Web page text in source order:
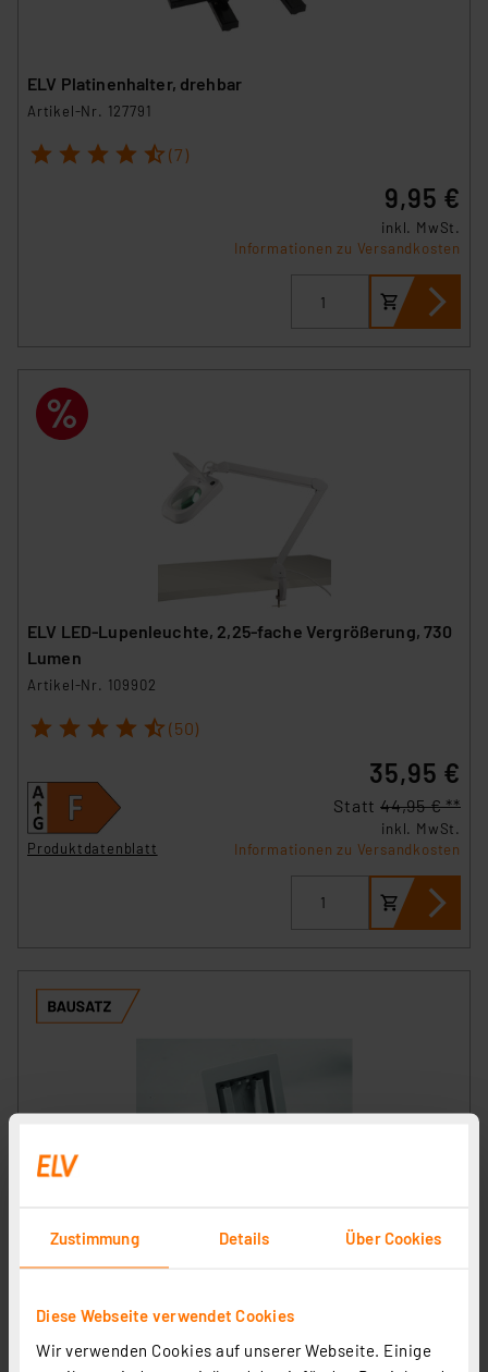
Zustimmung Details Über Cookies
Diese Webseite verwendet Cookies
Wir verwenden Cookies auf unserer Webseite. Einige
ELV Platinenhalter, drehbar
Artikel-Nr. 127791
1 2 3 4 5 (7)
9,95 €
inkl. MwSt.
Informationen zu Versandkosten
ELV LED-Lupenleuchte, 2,25-fache Vergrößerung, 730
Lumen
Artikel-Nr. 109902
1 2 3 4 5 (50)
Produktdatenblatt
35,95 €
Statt 44,95 € **
inkl. MwSt.
Informationen zu Versandkosten
batterieversorgte Geräte HmIP-DS55
Artikel-Nr. 141742
3 (31)
19,95 €